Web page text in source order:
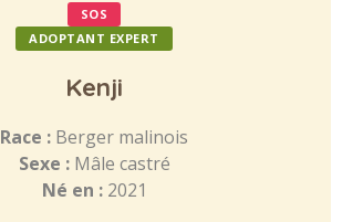
SOS
ADOPTANT EXPERT
Kenji
Race : Berger malinois
Sexe : Mâle castré
Né en : 2021